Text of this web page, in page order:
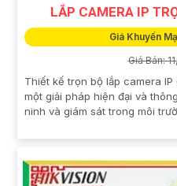
LẮP CAMERA IP
Giá Khuyến
Giá Bán:
Thiết kế trọn bộ lắp camera
một giải pháp hiện đại và
ninh và giám sát trong môi